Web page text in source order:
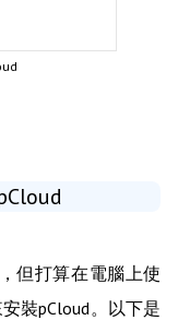
但打算在電腦上使
裝pCloud。以下是